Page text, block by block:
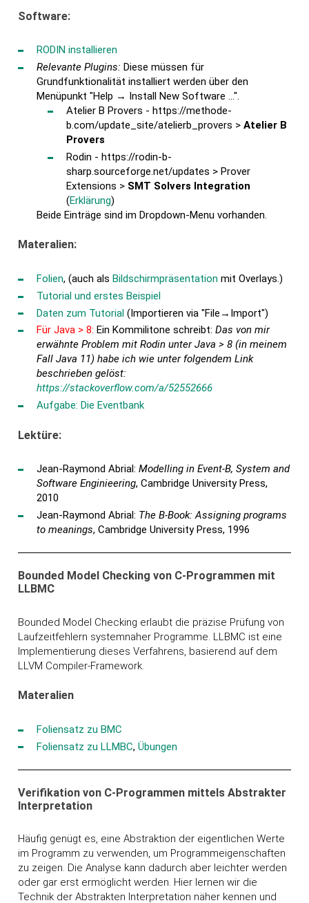
Software:
RODIN installieren
Relevante Plugins: Diese müssen für
Grundfunktionalität installiert werden über den
Menüpunkt "Help → Install New Software ...".
Atelier B Provers - https://methode-
b.com/update_site/atelierb_provers >Atelier B
Provers
Rodin - https://rodin-b-
sharp.sourceforge.net/updates > Prover
Extensions > SMT Solvers Integration
(Erklärung)
Beide Einträge sind im Dropdown-Menu vorhanden.
Materalien:
Folien, (auch alsBildschirmpräsentation mit Overlays.)
Tutorial und erstes Beispiel
Daten zum Tutorial (Importieren via "File→Import")
Für Java > 8: Ein Kommilitone schreibt:Das von mir
erwähnte Problem mit Rodin unter Java > 8 (in meinem
Fall Java 11) habe ich wie unter folgendem Link
beschrieben gelöst:
https://stackoverflow.com/a/52552666
Aufgabe: Die Eventbank
Lektüre:
Jean-Raymond Abrial:Modelling in Event-B, System and
Software Enginieering, Cambridge University Press,
2010
Jean-Raymond Abrial: The B-Book: Assigning programs
to meanings, Cambridge University Press, 1996
Bounded Model Checking von C-Programmen mit
LLBMC
Bounded Model Checking erlaubt die präzise Prüfung von
Laufzeitfehlern systemnaher Programme. LLBMC ist eine
Implementierung dieses Verfahrens, basierend auf dem
LLVM Compiler-Framework.
Materalien
Foliensatz zu BMC
Foliensatz zu LLMBC,Übungen
Verifikation von C-Programmen mittels Abstrakter
Interpretation
Häufig genügt es, eine Abstraktion der eigentlichen Werte
im Programm zu verwenden, um Programmeigenschaften
zu zeigen. Die Analyse kann dadurch aber leichter werden
oder gar erst ermöglicht werden. Hier lernen wir die
Technik der Abstrakten Interpretation näher kennen und